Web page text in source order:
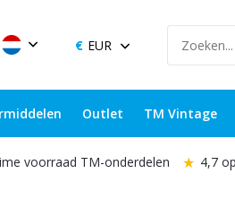
EUR
Outlet TM Vintage
voorraad TM-onderdelen ★ 4,7